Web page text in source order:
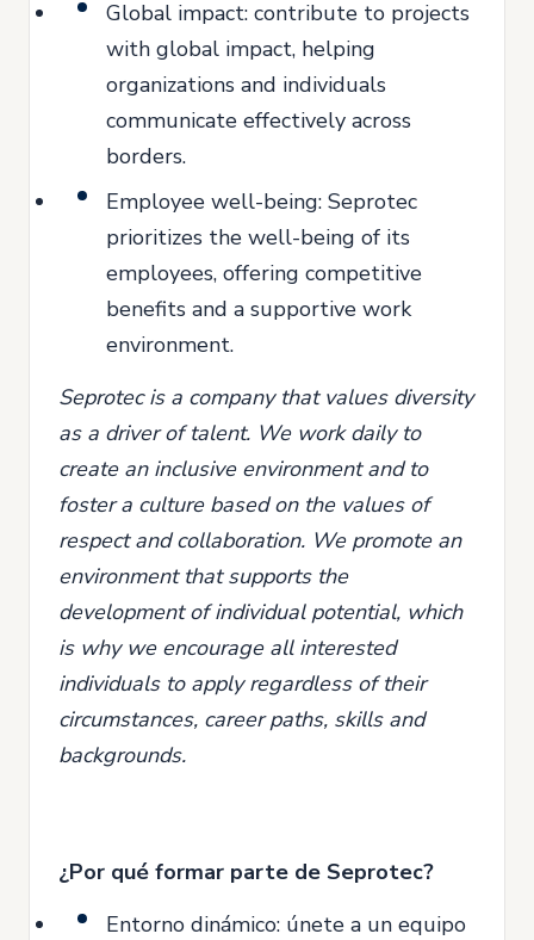
Global impact: contribute to projects
with global impact, helping
organizations and individuals
communicate effectively across
borders.
Employee well-being: Seprotec
prioritizes the well-being of its
employees, offering competitive
benefits and a supportive work
environment.
Seprotec is a company that values diversity
as a driver of talent. We work daily to
create an inclusive environment and to
foster a culture based on the values of
respect and collaboration. We promote an
environment that supports the
development of individual potential, which
is why we encourage all interested
individuals to apply regardless of their
circumstances, career paths, skills and
backgrounds.
¿Por qué formar parte de Seprotec?
Entorno dinámico: únete a un equipo